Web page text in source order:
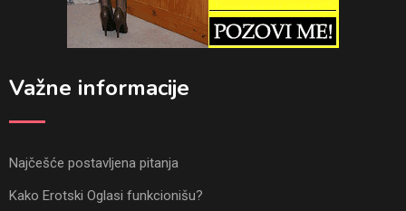
Važne informacije
Najčešće postavljena pitanja
Kako Erotski Oglasi funkcionišu?